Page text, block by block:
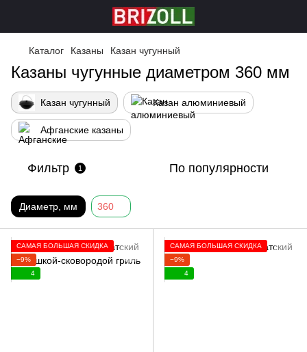
Каталог Казаны Казан чугунный
Казаны чугунные диаметром 360 мм
Казан чугунный Казан алюминиевый
Афганские казаны
Фильтр 1 По популярности
Диаметр, мм 360
САМАЯ БОЛЬШАЯ СКИДКА
−9%
4
САМАЯ БОЛЬШАЯ СКИДКА
−9%
4